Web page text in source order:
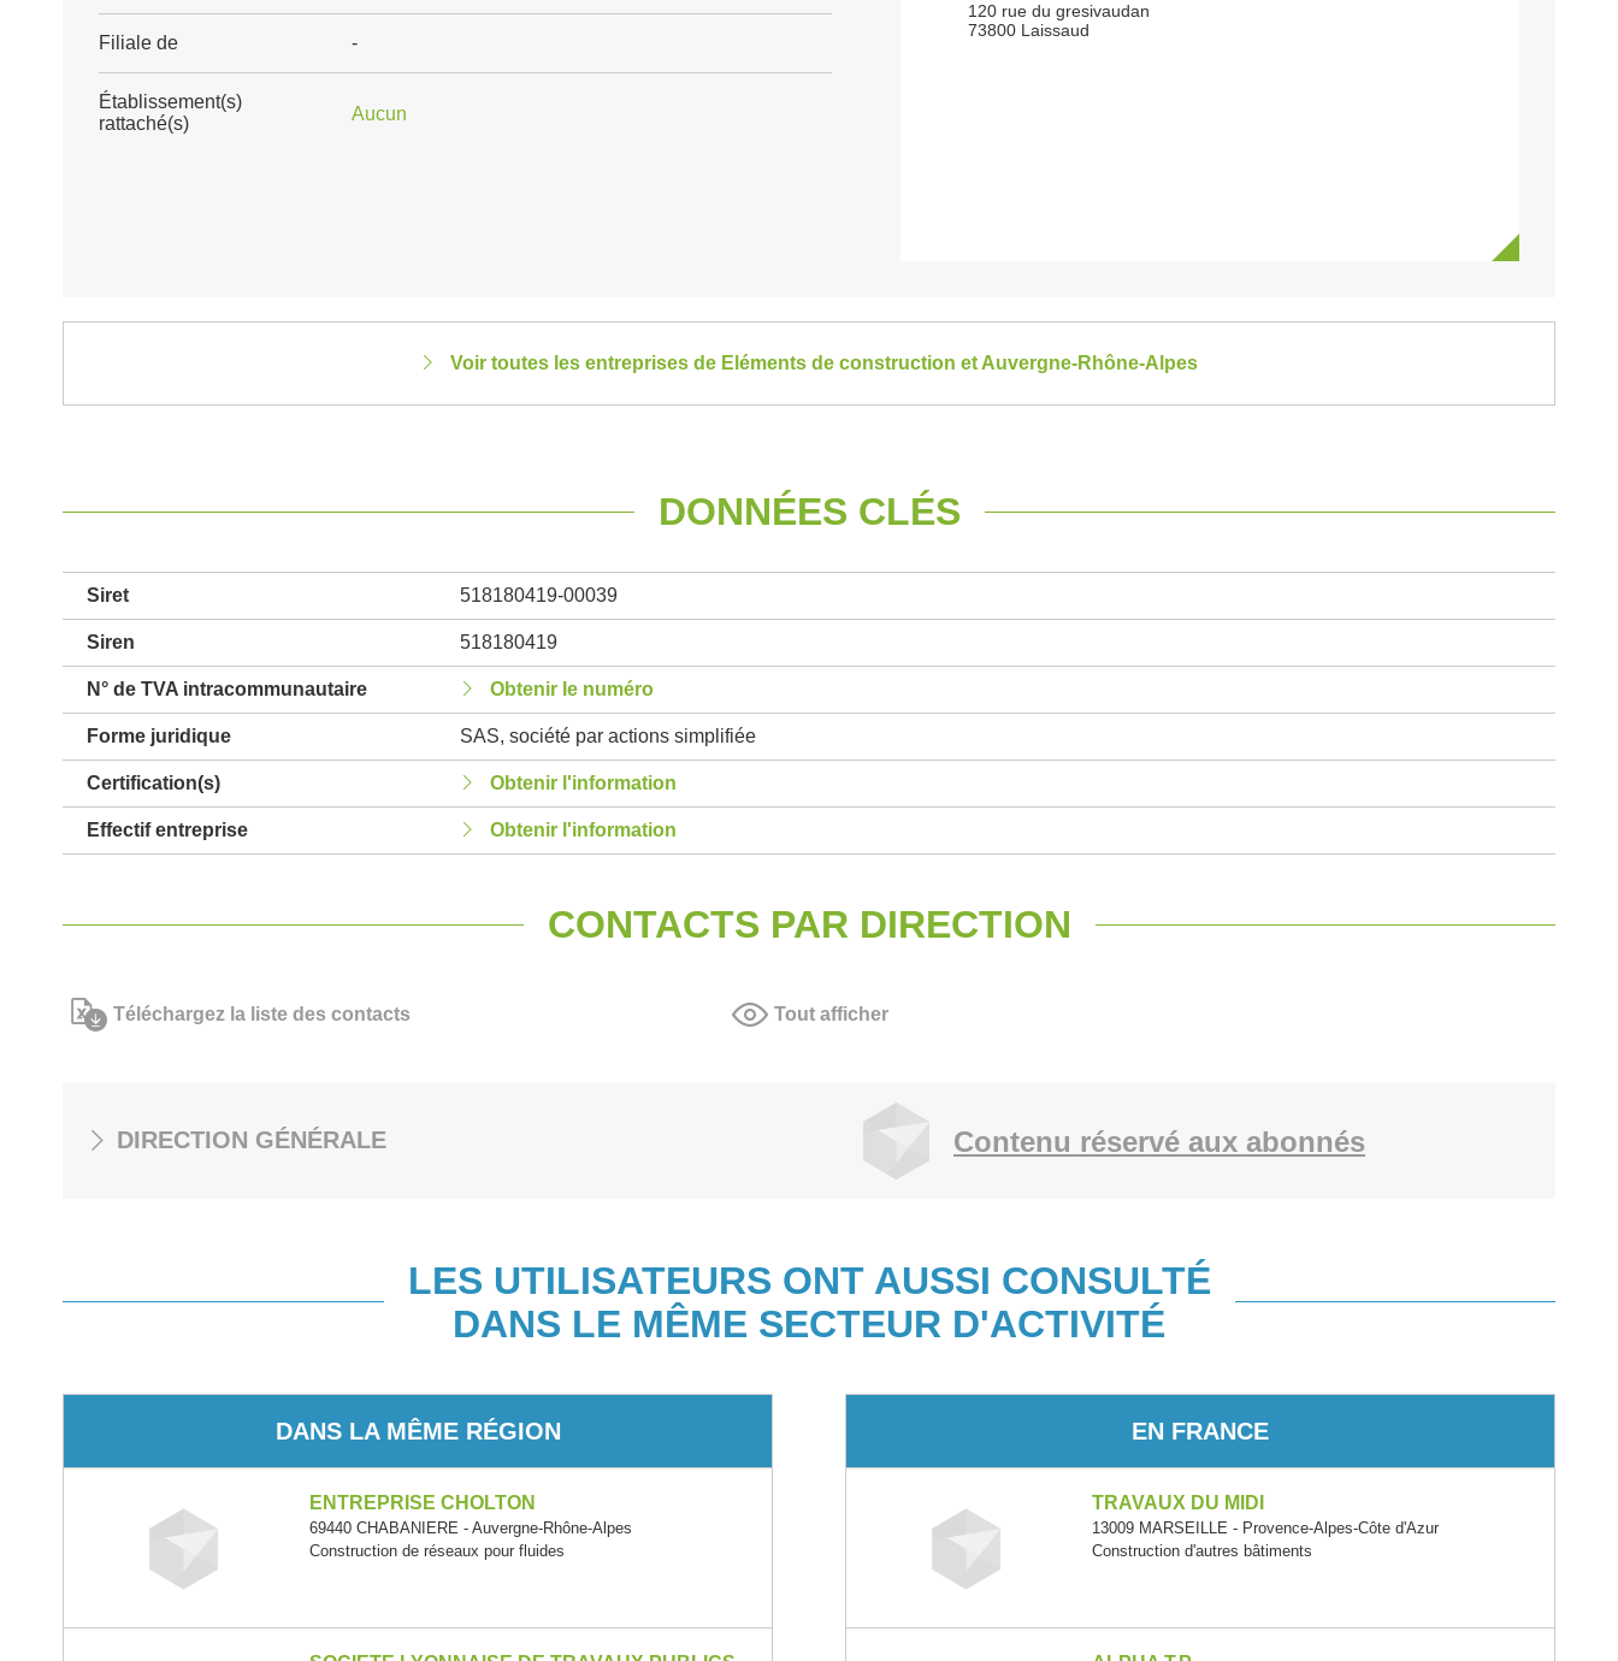
Filiale de -
Établissement(s)
rattaché(s)
Aucun
120 rue du gresivaudan
73800 Laissaud
Voir toutes les entreprises de Eléments de construction et Auvergne-Rhône-Alpes
DONNÉES CLÉS
Siret 518180419-00039
Siren 518180419
N° de TVA intracommunautaire Obtenir le numéro
Forme juridique SAS, société par actions simplifiée
Certification(s) Obtenir l'information
Effectif entreprise Obtenir l'information
CONTACTS PAR DIRECTION
Téléchargez la liste des contacts Tout afficher
DIRECTION GÉNÉRALE Contenu réservé aux abonnés
LES UTILISATEURS ONT AUSSI CONSULTÉ
DANS LE MÊME SECTEUR D'ACTIVITÉ
DANS LA MÊME RÉGION
ENTREPRISE CHOLTON
69440 CHABANIERE - Auvergne-Rhône-Alpes
Construction de réseaux pour fluides
EN FRANCE
TRAVAUX DU MIDI
13009 MARSEILLE - Provence-Alpes-Côte d'Azur
Construction d'autres bâtiments